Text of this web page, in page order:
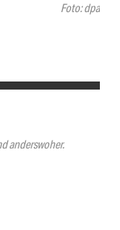
Foto: dpa
anderswoher.